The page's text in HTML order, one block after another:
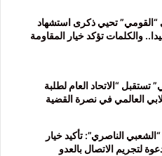
“القومي” تحيي ذكرى استشهاد
والكلمات تؤكد خيار المقاومة
“الاتحاد العام لطلبة
العالمي في نصرة القضية
الناصري”: تأكيد خيار
لتجريم الاتصال بالعدو